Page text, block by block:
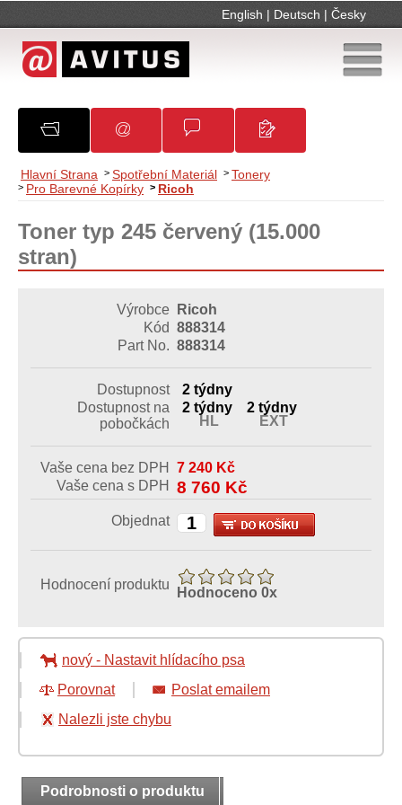
Hlavní Strana > Spotřební Materiál > Tonery
> Pro Barevné Kopírky > Ricoh
Toner typ 245 červený (15.000
stran)
Výrobce
Ricoh
Kód 888314
Part No. 888314
Dostupnost
2 týdny
Dostupnost na
pobočkách
2 týdny
HL
2 týdny
EXT
Vaše cena bez DPH 7 240 Kč
Vaše cena s DPH
8 760 Kč
Objednat
Hodnocení produktu
Hodnoceno 0x
nový - Nastavit hlídacího psa
Porovnat
Poslat emailem
Nalezli jste chybu
Podrobnosti o produktu
English | Deutsch | Česky